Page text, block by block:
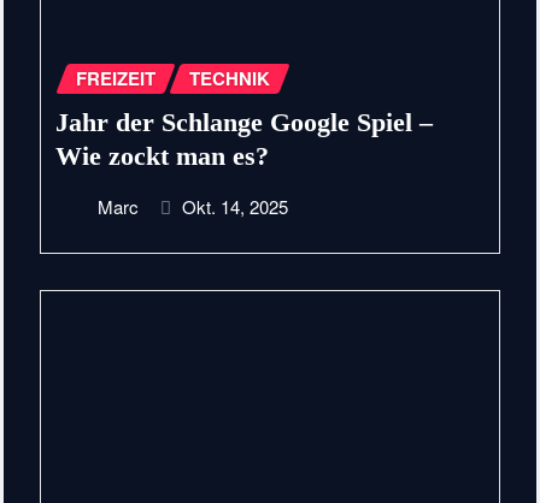
FREIZEIT TECHNIK
Jahr der Schlange Google Spiel –
Wie zockt man es?
Marc Okt. 14, 2025